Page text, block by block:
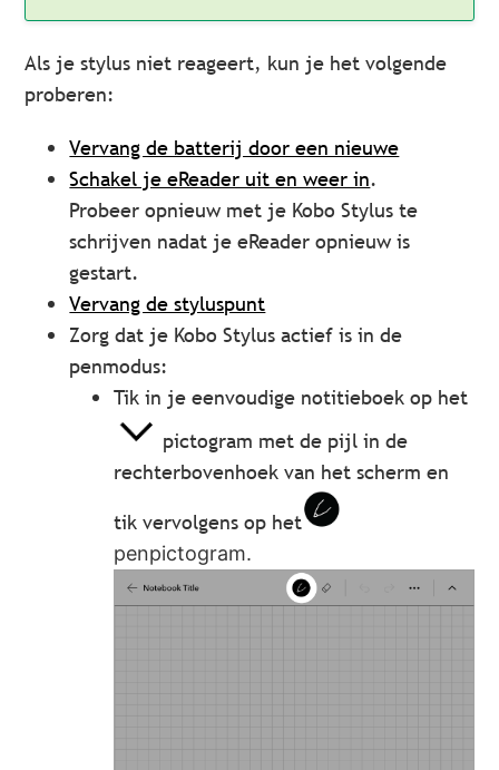
Als je stylus niet reageert, kun je het volgende
proberen:
Vervang de batterij door een nieuwe
Schakel je eReader uit en weer in.
Probeer opnieuw met je Kobo Stylus te
schrijven nadat je eReader opnieuw is
gestart.
Vervang de styluspunt
Zorg dat je Kobo Stylus actief is in de
penmodus:
Tik in je eenvoudige notitieboek op het
pictogram met de pijl in de
rechterbovenhoek van het scherm en
tik vervolgens op het
penpictogram.